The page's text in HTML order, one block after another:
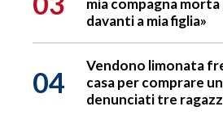
mia compagna morta
davanti a mia figlia»
04
Vendono limonata
casa per comprare
denunciati tre